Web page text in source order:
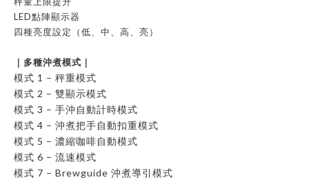
LED點陣顯示器
四種亮度設定（低、中、高、亮）
｜多種沖煮模式｜
模式 1 – 秤重模式
模式 2 – 雙顯示模式
模式 3 – 手沖自動計時模式
模式 4 – 沖煮把手自動扣重模式
模式 5 – 濃縮咖啡自動模式
模式 6 – 流速模式
模式 7 – Brewguide 沖煮導引模式